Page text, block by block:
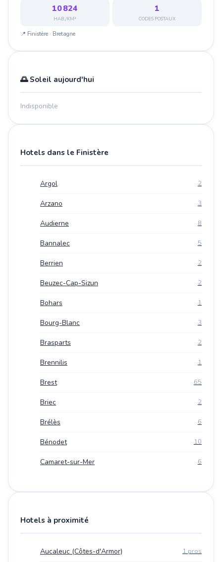
10 824
HAB./KM²
1
CODES POSTAUX
📍 Finistère · Bretagne
🌅 Soleil aujourd'hui
Indisponible
Hotels dans le Finistère
Argol 2
Arzano 3
Audierne 8
Bannalec 5
Berrien 2
Beuzec-Cap-Sizun 2
Bohars 1
Bourg-Blanc 3
Brasparts 2
Brennilis 1
Brest 65
Briec 2
Brélès 6
Bénodet 10
Camaret-sur-Mer 6
Hotels à proximité
Aucaleuc (Côtes-d'Armor) 1 pros